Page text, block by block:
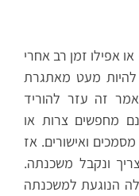
אפילו זמן רב אחרי
להיות מעט מאתגרת
זה עזר להוריד
מחפשים צרות או
ואישורים. אז
ונקבל משכנתה.
הנוגעת למשכנתה